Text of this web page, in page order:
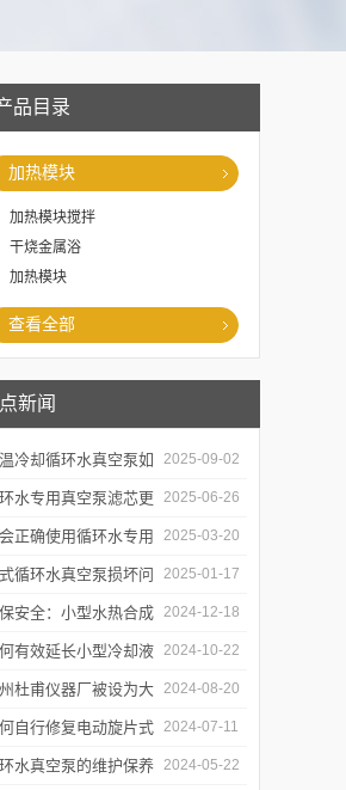
品目录
加热模块
加热模块搅拌
干烧金属浴
加热模块
查看全部
新闻
冷却循环水真空泵如
升制冷与真空效率？
2025-09-02
水专用真空泵滤芯更
期：基于水质污染度
断方法
2025-06-26
正确使用循环水专用
泵吗？
2025-03-20
循环水真空泵损坏问
断与预防措施
2025-01-17
安全：小型水热合成
釜的操作与维护建议
2024-12-18
有效延长小型冷却液
环泵的使用寿命？
2024-10-22
杜甫仪器厂被设为大
实习就业基地
2024-08-20
自行修复电动旋片式
泵无法启动的问题
2024-07-11
水真空泵的维护保养 2024-05-22